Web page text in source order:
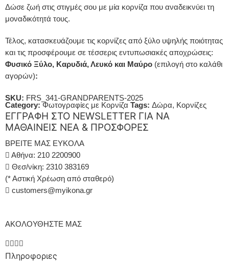
Δώσε ζωή στις στιγμές σου με μία κορνίζα που αναδεικνύει τη
μοναδικότητά τους.
Τέλος, κατασκευάζουμε τις κορνίζες από ξύλο υψηλής ποιότητας
και τις προσφέρουμε σε τέσσερις εντυπωσιακές αποχρώσεις:
Φυσικό Ξύλο, Καρυδιά, Λευκό και Μαύρο (επιλογή στο καλάθι
αγορών):
SKU: FRS_341-GRANDPARENTS-2025
Category: Φωτογραφίες με Κορνίζα Tags: Δώρα, Κορνίζες
ΕΓΓΡΑΦΗ ΣΤΟ NEWSLETTER ΓΙΑ ΝΑ
ΜΑΘΑΙΝΕΙΣ ΝΕΑ & ΠΡΟΣΦΟΡΕΣ
ΒΡΕΙΤΕ ΜΑΣ ΕΥΚΟΛΑ
Αθήνα: 210 2200900
Θεσ/νίκη: 2310 383169
(* Αστική Χρέωση από σταθερό)
customers@myikona.gr
ΑΚΟΛΟΥΘΗΣΤΕ ΜΑΣ
Πληροφοριες